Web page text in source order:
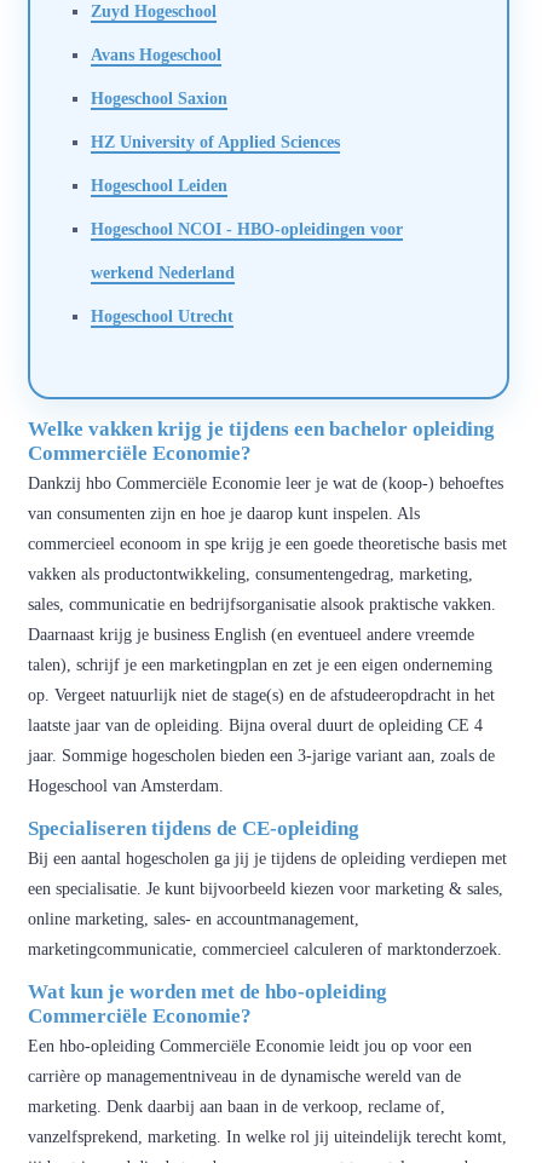
Zuyd Hogeschool
Avans Hogeschool
Hogeschool Saxion
HZ University of Applied Sciences
Hogeschool Leiden
Hogeschool NCOI - HBO-opleidingen voor
werkend Nederland
Hogeschool Utrecht
Welke vakken krijg je tijdens een bachelor opleiding
Commerciële Economie?
Dankzij hbo Commerciële Economie leer je wat de (koop-) behoeftes
van consumenten zijn en hoe je daarop kunt inspelen. Als
commercieel econoom in spe krijg je een goede theoretische basis met
vakken als productontwikkeling, consumentengedrag, marketing,
sales, communicatie en bedrijfsorganisatie alsook praktische vakken.
Daarnaast krijg je business English (en eventueel andere vreemde
talen), schrijf je een marketingplan en zet je een eigen onderneming
op. Vergeet natuurlijk niet de stage(s) en de afstudeeropdracht in het
laatste jaar van de opleiding. Bijna overal duurt de opleiding CE 4
jaar. Sommige hogescholen bieden een 3-jarige variant aan, zoals de
Hogeschool van Amsterdam.
Specialiseren tijdens de CE-opleiding
Bij een aantal hogescholen ga jij je tijdens de opleiding verdiepen met
een specialisatie. Je kunt bijvoorbeeld kiezen voor marketing & sales,
online marketing, sales- en accountmanagement,
marketingcommunicatie, commercieel calculeren of marktonderzoek.
Wat kun je worden met de hbo-opleiding
Commerciële Economie?
Een hbo-opleiding Commerciële Economie leidt jou op voor een
carrière op managementniveau in de dynamische wereld van de
marketing. Denk daarbij aan baan in de verkoop, reclame of,
vanzelfsprekend, marketing. In welke rol jij uiteindelijk terecht komt,